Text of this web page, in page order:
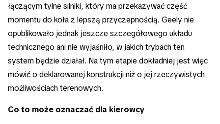
łączącym tylne silniki, który ma przekazywać część
momentu do koła z lepszą przyczepnością. Geely nie
opublikowało jednak jeszcze szczegółowego układu
technicznego ani nie wyjaśniło, w jakich trybach ten
system będzie działał. Na tym etapie dokładniej jest więc
mówić o deklarowanej konstrukcji niż o jej rzeczywistych
możliwościach terenowych.
Co to może oznaczać dla kierowcy